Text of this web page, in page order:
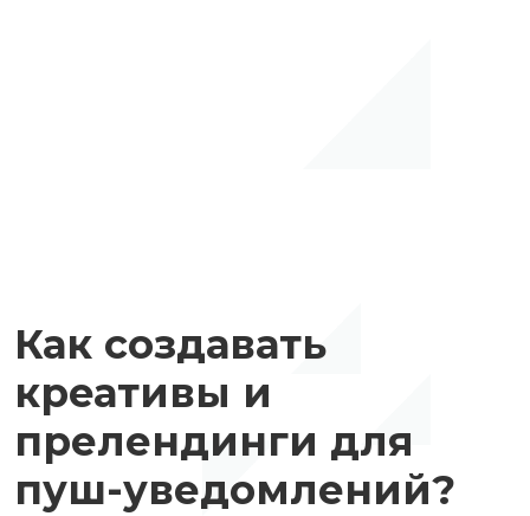
Как создавать
креативы и
прелендинги для
пуш-уведомлений?